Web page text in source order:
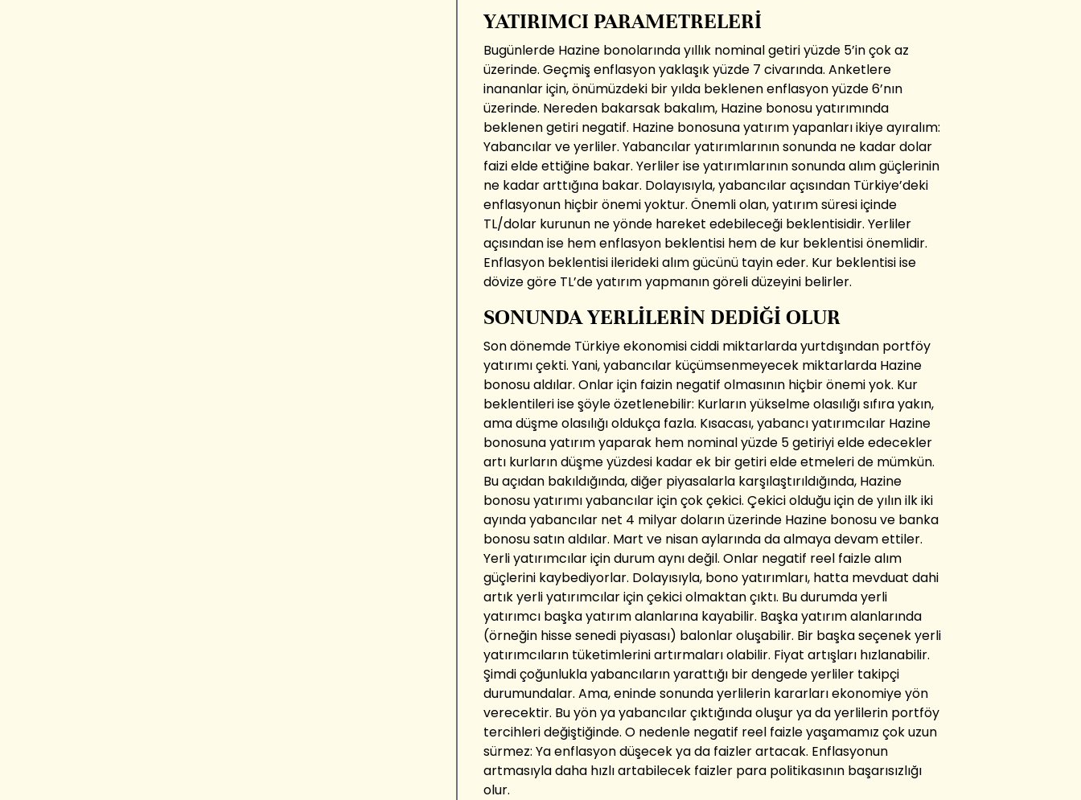
YATIRIMCI PARAMETRELERİ
Bugünlerde Hazine bonolarında yıllık nominal getiri yüzde 5’in çok az
üzerinde. Geçmiş enflasyon yaklaşık yüzde 7 civarında. Anketlere
inananlar için, önümüzdeki bir yılda beklenen enflasyon yüzde 6’nın
üzerinde. Nereden bakarsak bakalım, Hazine bonosu yatırımında
beklenen getiri negatif. Hazine bonosuna yatırım yapanları ikiye ayıralım:
Yabancılar ve yerliler. Yabancılar yatırımlarının sonunda ne kadar dolar
faizi elde ettiğine bakar. Yerliler ise yatırımlarının sonunda alım güçlerinin
ne kadar arttığına bakar. Dolayısıyla, yabancılar açısından Türkiye’deki
enflasyonun hiçbir önemi yoktur. Önemli olan, yatırım süresi içinde
TL/dolar kurunun ne yönde hareket edebileceği beklentisidir. Yerliler
açısından ise hem enflasyon beklentisi hem de kur beklentisi önemlidir.
Enflasyon beklentisi ilerideki alım gücünü tayin eder. Kur beklentisi ise
dövize göre TL’de yatırım yapmanın göreli düzeyini belirler.
SONUNDA YERLİLERİN DEDİĞİ OLUR
Son dönemde Türkiye ekonomisi ciddi miktarlarda yurtdışından portföy
yatırımı çekti. Yani, yabancılar küçümsenmeyecek miktarlarda Hazine
bonosu aldılar. Onlar için faizin negatif olmasının hiçbir önemi yok. Kur
beklentileri ise şöyle özetlenebilir: Kurların yükselme olasılığı sıfıra yakın,
ama düşme olasılığı oldukça fazla. Kısacası, yabancı yatırımcılar Hazine
bonosuna yatırım yaparak hem nominal yüzde 5 getiriyi elde edecekler
artı kurların düşme yüzdesi kadar ek bir getiri elde etmeleri de mümkün.
Bu açıdan bakıldığında, diğer piyasalarla karşılaştırıldığında, Hazine
bonosu yatırımı yabancılar için çok çekici. Çekici olduğu için de yılın ilk iki
ayında yabancılar net 4 milyar doların üzerinde Hazine bonosu ve banka
bonosu satın aldılar. Mart ve nisan aylarında da almaya devam ettiler.
Yerli yatırımcılar için durum aynı değil. Onlar negatif reel faizle alım
güçlerini kaybediyorlar. Dolayısıyla, bono yatırımları, hatta mevduat dahi
artık yerli yatırımcılar için çekici olmaktan çıktı. Bu durumda yerli
yatırımcı başka yatırım alanlarına kayabilir. Başka yatırım alanlarında
(örneğin hisse senedi piyasası) balonlar oluşabilir. Bir başka seçenek yerli
yatırımcıların tüketimlerini artırmaları olabilir. Fiyat artışları hızlanabilir.
Şimdi çoğunlukla yabancıların yarattığı bir dengede yerliler takipçi
durumundalar. Ama, eninde sonunda yerlilerin kararları ekonomiye yön
verecektir. Bu yön ya yabancılar çıktığında oluşur ya da yerlilerin portföy
tercihleri değiştiğinde. O nedenle negatif reel faizle yaşamamız çok uzun
sürmez: Ya enflasyon düşecek ya da faizler artacak. Enflasyonun
artmasıyla daha hızlı artabilecek faizler para politikasının başarısızlığı
olur.